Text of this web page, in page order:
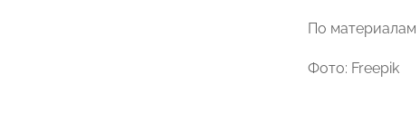
По материалам
Фото: Freepik